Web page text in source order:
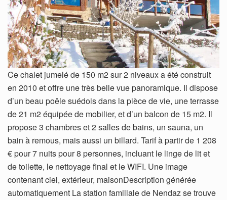
Ce chalet jumelé de 150 m2 sur 2 niveaux a été construit
en 2010 et offre une très belle vue panoramique. Il dispose
d’un beau poêle suédois dans la pièce de vie, une terrasse
de 21 m2 équipée de mobilier, et d’un balcon de 15 m2. Il
propose 3 chambres et 2 salles de bains, un sauna, un
bain à remous, mais aussi un billard. Tarif à partir de 1 208
€ pour 7 nuits pour 8 personnes, incluant le linge de lit et
de toilette, le nettoyage final et le WIFI. Une image
contenant ciel, extérieur, maisonDescription générée
automatiquement La station familiale de Nendaz se trouve